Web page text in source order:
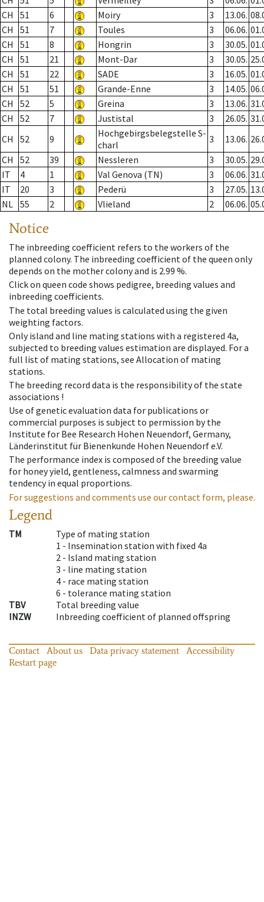
CH
51 6 Moiry 3 13.06.
CH
51 7 Toules 3 06.06.
CH
51 8 Hongrin 3 30.05.
CH
51 21 Mont-Dar 3 30.05.
CH
51 22 SADE 3 16.05.
CH
51 51 Grande-Enne 3 14.05.
CH
52 5 Greina 3 13.06.
CH
52 7 Justistal 3 26.05.
CH
52 9
Hochgebirgsbelegstelle S-
charl
3 13.06.
CH
52 39 Nessleren 3 30.05.
IT
4 1 Val Genova (TN) 3 06.06.
IT
20 3 Pederü 3 27.05.
NL 55 2 Vlieland 2 06.06.
Notice
The inbreeding coefficient refers to the workers of the
planned colony. The inbreeding coefficient of the queen only
depends on the mother colony and is 2.99 %.
Click on queen code shows pedigree, breeding values and
inbreeding coefficients.
The total breeding values is calculated using the given
weighting factors.
Only island and line mating stations with a registered 4a,
subjected to breeding values estimation are displayed. For a
full list of mating stations, see Allocation of mating
stations.
The breeding record data is the responsibility of the state
associations !
Use of genetic evaluation data for publications or
commercial purposes is subject to permission by the
Institute for Bee Research Hohen Neuendorf, Germany,
Länderinstitut für Bienenkunde Hohen Neuendorf e.V.
The performance index is composed of the breeding value
for honey yield, gentleness, calmness and swarming
tendency in equal proportions.
For suggestions and comments use our contact form, please.
Legend
TM
Type of mating station
1 - Insemination station with fixed 4a
2 - Island mating station
3 - line mating station
4 - race mating station
6 - tolerance mating station
TBV
Total breeding value
INZW
Inbreeding coefficient of planned offspring
Contact About us Data privacy statement
Accessibility
Restart page